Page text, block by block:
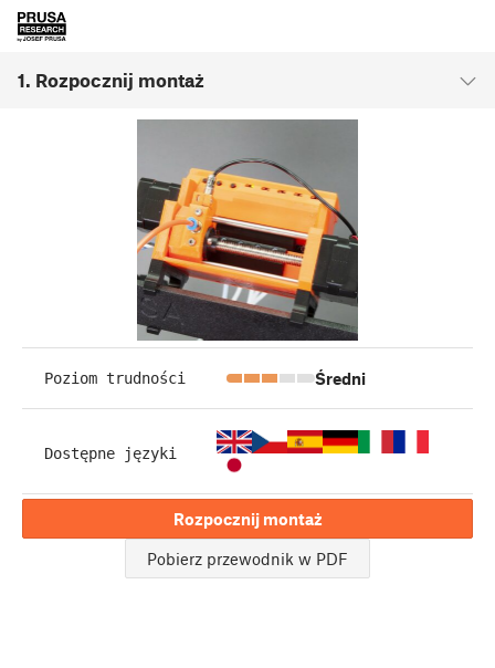
1. Rozpocznij montaż
Poziom trudności Średni
Dostępne języki
Rozpocznij montaż
Pobierz przewodnik w PDF